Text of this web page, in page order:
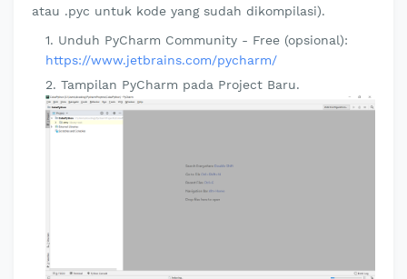
atau .pyc untuk kode yang sudah dikompilasi).
Unduh PyCharm Community - Free (opsional):
https://www.jetbrains.com/pycharm/
Tampilan PyCharm pada Project Baru.